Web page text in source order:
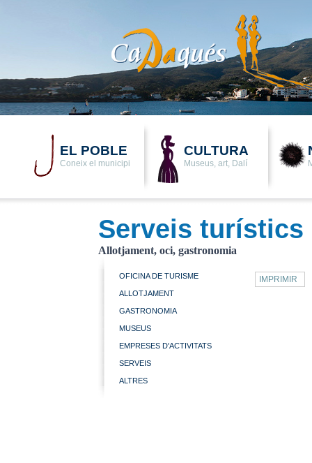
EL POBLE
Coneix el municipi
CULTURA
Museus, art, Dalí
Serveis turístics
Allotjament, oci, gastronomia
OFICINA DE TURISME
ALLOTJAMENT
GASTRONOMIA
MUSEUS
EMPRESES D'ACTIVITATS
SERVEIS
ALTRES
IMPRIMIR